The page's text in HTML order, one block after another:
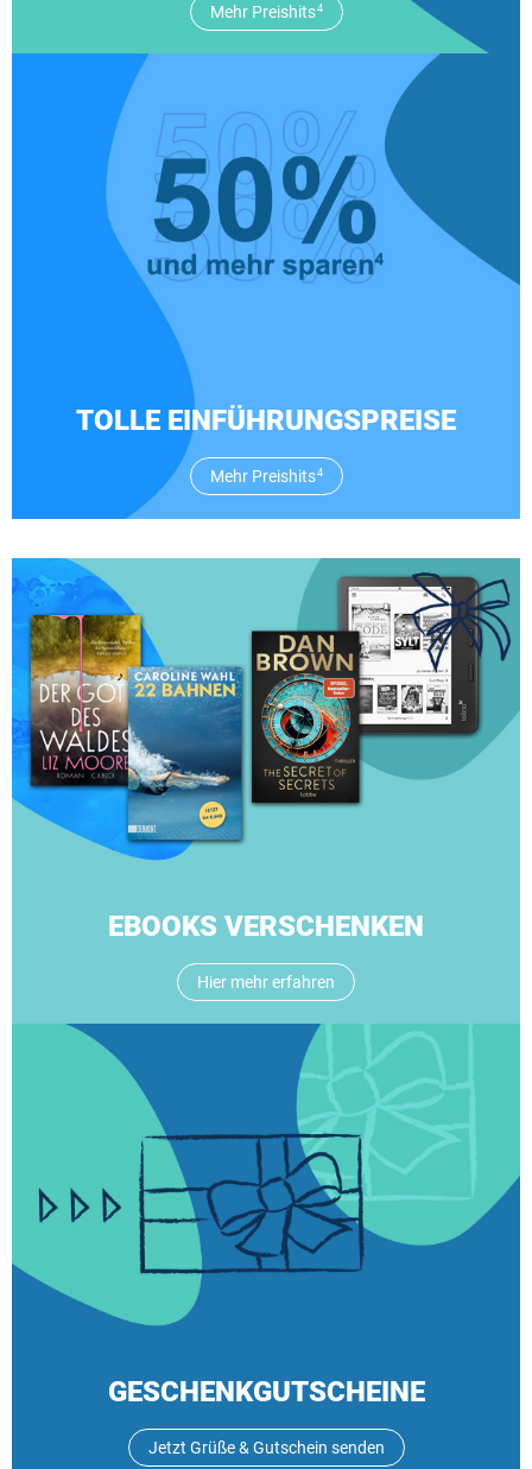
Mehr Preishits4
TOLLE EINFÜHRUNGSPREISE
Mehr Preishits4
EBOOKS VERSCHENKEN
Hier mehr erfahren
GESCHENKGUTSCHEINE
Jetzt Grüße & Gutschein senden